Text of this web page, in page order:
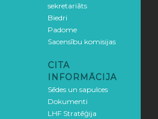
sekretariāts
Biedri
Padome
Sacensību komisijas
CITA
INFORMĀCIJA
Sēdes un sapulces
Dokumenti
LHF Stratēģija